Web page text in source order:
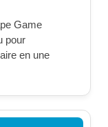
Game
pour
en une